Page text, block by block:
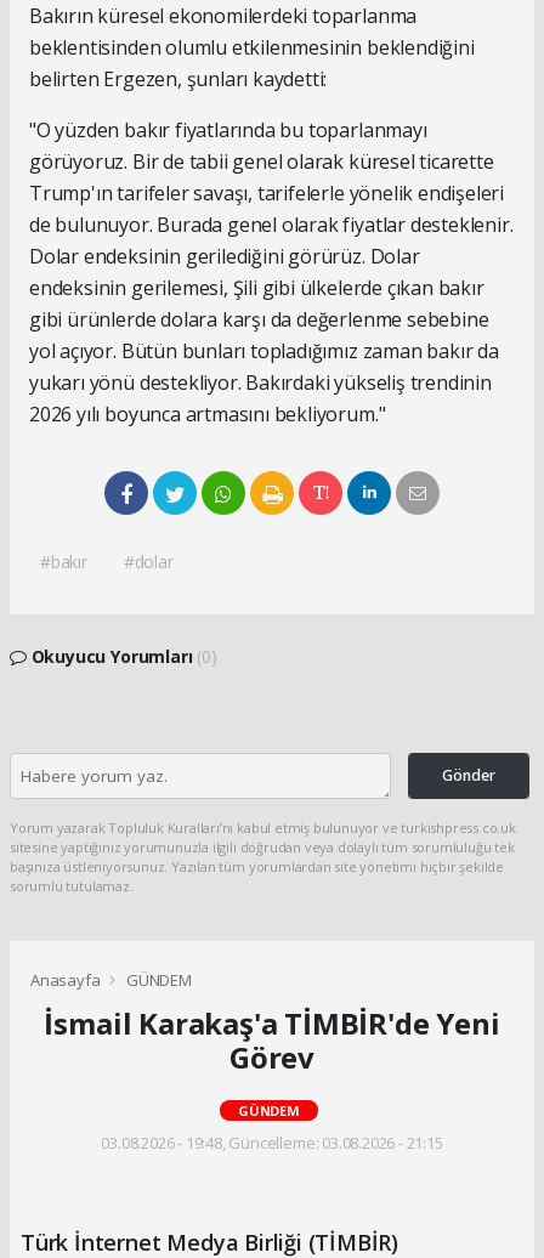
Bakırın küresel ekonomilerdeki toparlanma
beklentisinden olumlu etkilenmesinin beklendiğini
belirten Ergezen, şunları kaydetti:
"O yüzden bakır fiyatlarında bu toparlanmayı
görüyoruz. Bir de tabii genel olarak küresel ticarette
Trump'ın tarifeler savaşı, tarifelerle yönelik endişeleri
de bulunuyor. Burada genel olarak fiyatlar desteklenir.
Dolar endeksinin gerilediğini görürüz. Dolar
endeksinin gerilemesi, Şili gibi ülkelerde çıkan bakır
gibi ürünlerde dolara karşı da değerlenme sebebine
yol açıyor. Bütün bunları topladığımız zaman bakır da
yukarı yönü destekliyor. Bakırdaki yükseliş trendinin
2026 yılı boyunca artmasını bekliyorum."
#bakır #dolar
Okuyucu Yorumları (0)
Gönder
Yorum yazarak Topluluk Kuralları’nı kabul etmiş bulunuyor ve turkishpress.co.uk
sitesine yaptığınız yorumunuzla ilgili doğrudan veya dolaylı tüm sorumluluğu tek
başınıza üstleniyorsunuz. Yazılan tüm yorumlardan site yönetimi hiçbir şekilde
sorumlu tutulamaz.
Anasayfa GÜNDEM
İsmail Karakaş'a TİMBİR'de Yeni
Görev
GÜNDEM
03.08.2026 - 19:48, Güncelleme: 03.08.2026 - 21:15
Türk İnternet Medya Birliği (TİMBİR)